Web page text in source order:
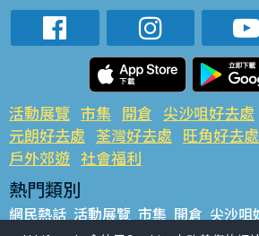
活動展覽 市集 開倉 尖沙咀好去處
元朗好去處 荃灣好去處 旺角好去處
戶外郊遊 社會福利
熱門類別
網民熱話 活動展覽 市集 開倉 尖沙咀